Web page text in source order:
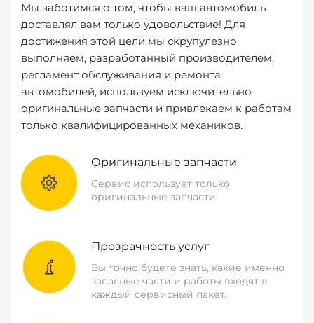
Мы заботимся о том, чтобы ваш автомобиль
доставлял вам только удовольствие! Для
достижения этой цели мы скрупулезно
выполняем, разработанный производителем,
регламент обслуживания и ремонта
автомобилей, используем исключительно
оригинальные запчасти и привлекаем к работам
только квалифицированных механиков.
Оригинальные запчасти
Сервис использует только
оригинальные запчасти
Прозрачность услуг
Вы точно будете знать, какие именно
запасные части и работы входят в
каждый сервисный пакет.